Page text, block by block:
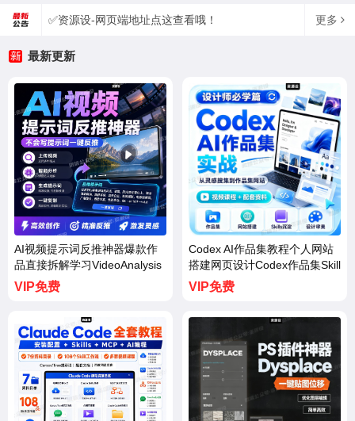
✅资源设-网页端地址点这查看哦！ 更多
最新更新
AI视频提示词反推神器爆款作
品直接拆解学习VideoAnalysis
【3750期】
VIP免费
Codex AI作品集教程个人网站
搭建网页设计Codex作品集Skill
s提示词教程【3749期】
VIP免费